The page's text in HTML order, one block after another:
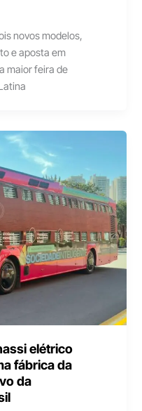
novos modelos,
e aposta em
maior feira de
elétrico
fábrica da
da